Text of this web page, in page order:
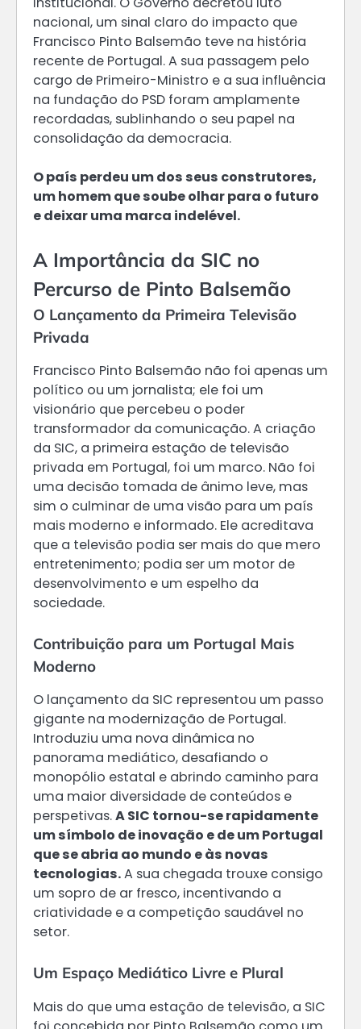
nacional, um sinal claro do impacto que
Francisco Pinto Balsemão teve na história
recente de Portugal. A sua passagem pelo
cargo de Primeiro-Ministro e a sua influência
na fundação do PSD foram amplamente
recordadas, sublinhando o seu papel na
consolidação da democracia.
O país perdeu um dos seus construtores,
um homem que soube olhar para o futuro
e deixar uma marca indelével.
A Importância da SIC no
Percurso de Pinto Balsemão
O Lançamento da Primeira Televisão
Privada
Francisco Pinto Balsemão não foi apenas um
político ou um jornalista; ele foi um
visionário que percebeu o poder
transformador da comunicação. A criação
da SIC, a primeira estação de televisão
privada em Portugal, foi um marco. Não foi
uma decisão tomada de ânimo leve, mas
sim o culminar de uma visão para um país
mais moderno e informado. Ele acreditava
que a televisão podia ser mais do que mero
entretenimento; podia ser um motor de
desenvolvimento e um espelho da
sociedade.
Contribuição para um Portugal Mais
Moderno
O lançamento da SIC representou um passo
gigante na modernização de Portugal.
Introduziu uma nova dinâmica no
panorama mediático, desafiando o
monopólio estatal e abrindo caminho para
uma maior diversidade de conteúdos e
perspetivas.A SIC tornou-se rapidamente
um símbolo de inovação e de um Portugal
que se abria ao mundo e às novas
tecnologias.A sua chegada trouxe consigo
um sopro de ar fresco, incentivando a
criatividade e a competição saudável no
setor.
Um Espaço Mediático Livre e Plural
Mais do que uma estação de televisão, a SIC